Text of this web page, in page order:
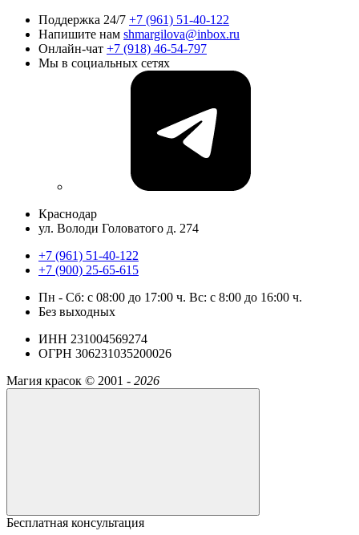
Поддержка 24/7 +7 (961) 51-40-122
Напишите нам shmargilova@inbox.ru
Онлайн-чат +7 (918) 46-54-797
Мы в социальных сетях
Краснодар
ул. Володи Головатого д. 274
+7 (961) 51-40-122
+7 (900) 25-65-615
Пн - Cб: с 08:00 до 17:00 ч. Вс: с 8:00 до 16:00 ч.
Без выходных
ИНН 231004569274
ОГРН 306231035200026
Магия красок © 2001 - 2026
Бесплатная консультация